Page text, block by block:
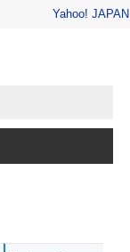
Yahoo! JAPAN